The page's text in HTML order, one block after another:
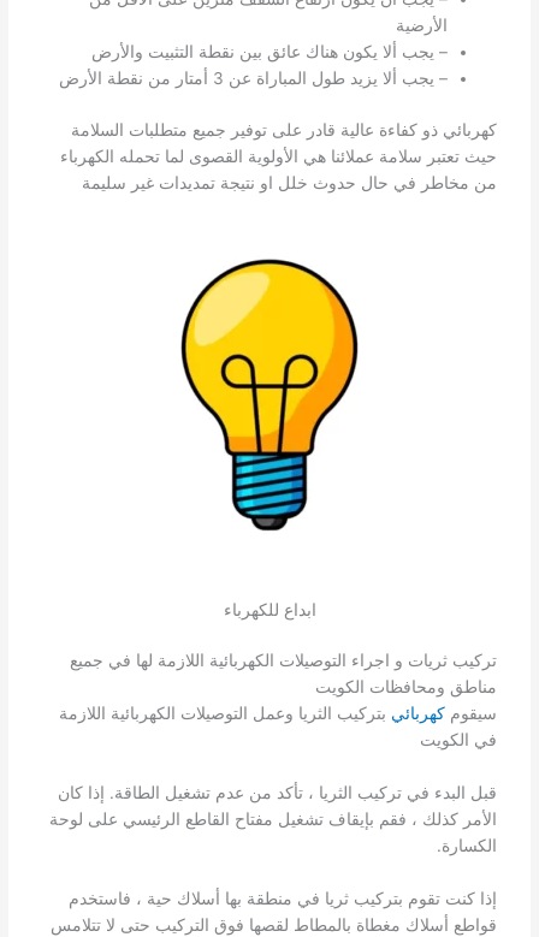
الأرضية
– يجب ألا يكون هناك عائق بين نقطة التثبيت والأرض
– يجب ألا يزيد طول المباراة عن 3 أمتار من نقطة الأرض
كهربائي ذو كفاءة عالية قادر على توفير جميع متطلبات السلامة
حيث تعتبر سلامة عملائنا هي الأولوية القصوى لما تحمله الكهرباء
من مخاطر في حال حدوث خلل او نتيجة تمديدات غير سليمة
ابداع للكهرباء
تركيب ثريات و اجراء التوصيلات الكهربائية اللازمة لها في جميع
مناطق ومحافظات الكويت
سيقوم كهربائي بتركيب الثريا وعمل التوصيلات الكهربائية اللازمة
في الكويت
قبل البدء في تركيب الثريا ، تأكد من عدم تشغيل الطاقة. إذا كان
الأمر كذلك ، فقم بإيقاف تشغيل مفتاح القاطع الرئيسي على لوحة
الكسارة.
إذا كنت تقوم بتركيب ثريا في منطقة بها أسلاك حية ، فاستخدم
قواطع أسلاك مغطاة بالمطاط لقصها فوق التركيب حتى لا تتلامس